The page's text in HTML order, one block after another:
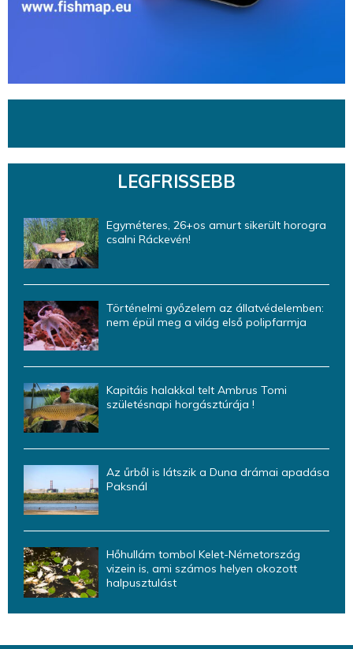
LEGFRISSEBB
Egyméteres, 26+os amurt sikerült horogra
csalni Ráckevén!
Történelmi győzelem az állatvédelemben:
nem épül meg a világ első polipfarmja
Kapitáis halakkal telt Ambrus Tomi
születésnapi horgásztúrája !
Az űrből is látszik a Duna drámai apadása
Paksnál
Hőhullám tombol Kelet-Németország
vizein is, ami számos helyen okozott
halpusztulást